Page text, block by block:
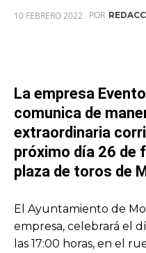
10 FEBRERO 2022 POR
La empresa
comunica de
extraordinaria
próximo día 26 de
plaza de toros de
El Ayuntamiento de
empresa, celebrará el
las 17:00 horas, en el